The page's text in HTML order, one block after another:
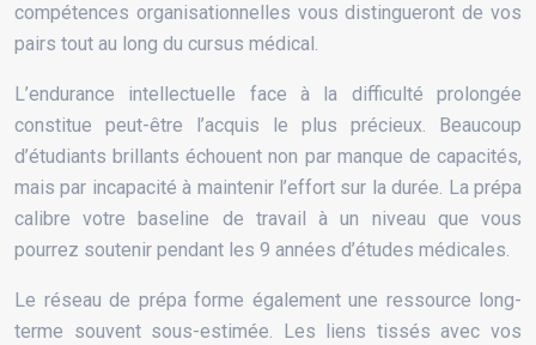
compétences organisationnelles vous distingueront de vos
pairs tout au long du cursus médical.
L’endurance intellectuelle face à la difficulté prolongée
constitue peut-être l’acquis le plus précieux. Beaucoup
d’étudiants brillants échouent non par manque de capacités,
mais par incapacité à maintenir l’effort sur la durée. La prépa
calibre votre baseline de travail à un niveau que vous
pourrez soutenir pendant les 9 années d’études médicales.
Le réseau de prépa forme également une ressource long-
terme souvent sous-estimée. Les liens tissés avec vos